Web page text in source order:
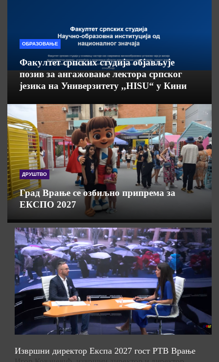
ОБРАЗОВАЊЕ
Факултет српских студија објављује
позив за ангажовање лектора српског
језика на Универзитету ,,HISU“ у Кини
ДРУШТВО
Град Врање се озбиљно припрема за
ЕКСПО 2027
Извршни директор Експа 2027 гост РТВ Врање